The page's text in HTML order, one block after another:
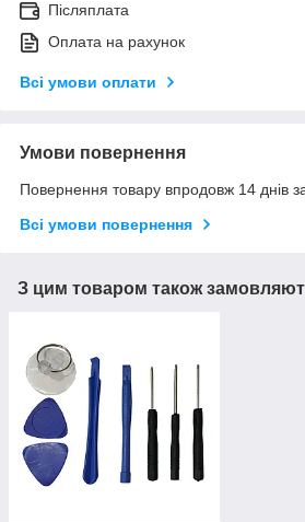
Післяплата
Оплата на рахунок
Всі умови оплати
Умови повернення
Повернення товару впродовж 14 днів
Всі умови повернення
З цим товаром також